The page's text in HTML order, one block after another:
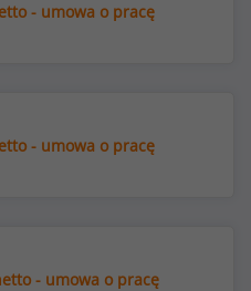
- umowa o pracę
- umowa o pracę
- umowa o pracę